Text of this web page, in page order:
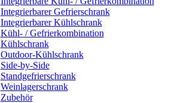
Integrierbarer Gefrierschrank
Integrierbarer Kühlschrank
Kühl- / Gefrierkombination
Kühlschrank
Outdoor-Kühlschrank
Side-by-Side
Standgefrierschrank
Weinlagerschrank
Zubehör